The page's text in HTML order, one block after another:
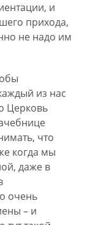
и
прихода,
не надо им
из нас
Церковь
что
когда мы
даже в
очень
– и